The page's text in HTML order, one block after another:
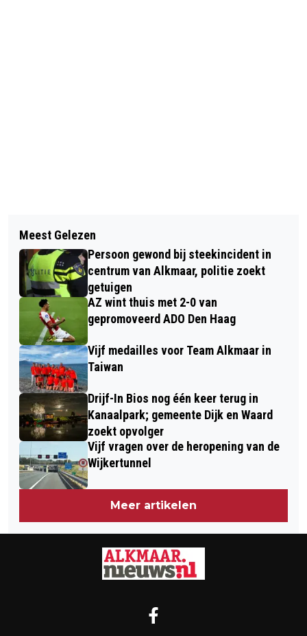
TWEEDE KEER BRAND IN DEZELFDE
WONING NELSON MANDELASTRAAT
HEERHUGOWAARD
NIEUWE FIETSOPRUIMACTIE STATION
ALKMAAR
Meest Gelezen
Persoon gewond bij steekincident in
centrum van Alkmaar, politie zoekt
getuigen
AZ wint thuis met 2-0 van
gepromoveerd ADO Den Haag
Vijf medailles voor Team Alkmaar in
Taiwan
Drijf-In Bios nog één keer terug in
Kanaalpark; gemeente Dijk en Waard
zoekt opvolger
Vijf vragen over de heropening van de
Wijkertunnel
Meer artikelen